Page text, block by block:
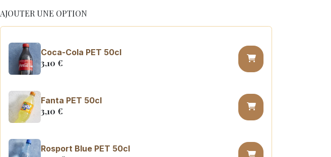
AJOUTER UNE OPTION
Coca-Cola PET 50cl
3,10 €
Fanta PET 50cl
3,10 €
Rosport Blue PET 50cl